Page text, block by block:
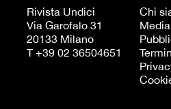
Rivista Undici
Via Garofalo 31
20133 Milano
T +39 02 36504651
Chi